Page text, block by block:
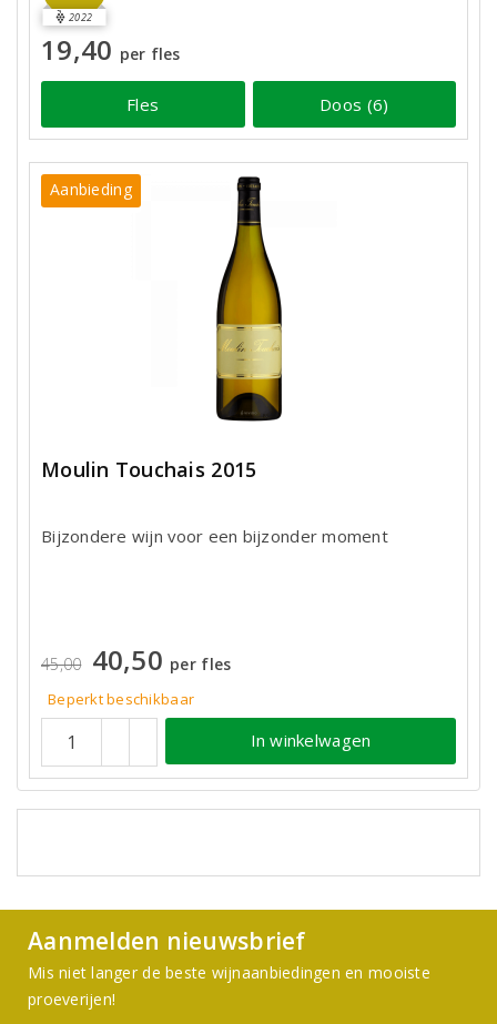
2022
19,40 per fles
Fles Doos (6)
Aanbieding
Moulin Touchais 2015
Bijzondere wijn voor een bijzonder moment
45,00 40,50 per fles
Beperkt beschikbaar
In winkelwagen
Aanmelden nieuwsbrief
Mis niet langer de beste wijnaanbiedingen en mooiste
proeverijen!